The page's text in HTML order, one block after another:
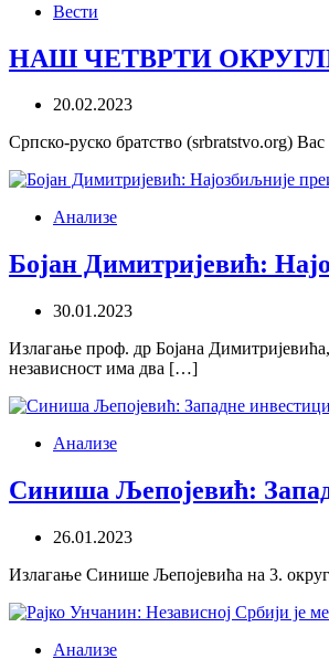
Вести
НАШ ЧЕТВРТИ
20.02.2023
Српско-руско братство (srbratstvo.org)
Анализе
Бојан Димитријевић:
30.01.2023
Излагање проф. др Бојана
независност има два […]
Анализе
Синиша Љепојевић:
26.01.2023
Излагање Синише Љепојевића на 3.
Анализе